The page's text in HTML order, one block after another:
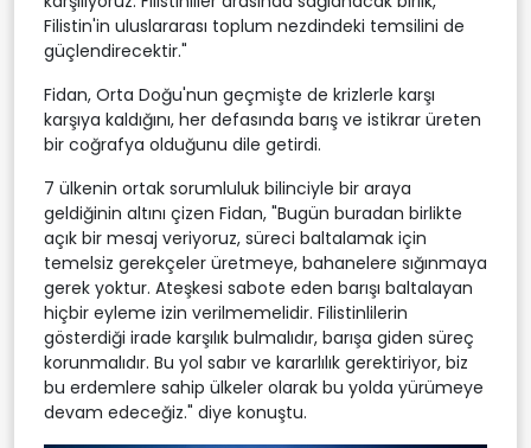
Filistin'in uluslararası toplum nezdindeki temsilini de
güçlendirecektir."
Fidan, Orta Doğu'nun geçmişte de krizlerle karşı
karşıya kaldığını, her defasında barış ve istikrar üreten
bir coğrafya olduğunu dile getirdi.
7 ülkenin ortak sorumluluk bilinciyle bir araya
geldiğinin altını çizen Fidan, "Bugün buradan birlikte
açık bir mesaj veriyoruz, süreci baltalamak için
temelsiz gerekçeler üretmeye, bahanelere sığınmaya
gerek yoktur. Ateşkesi sabote eden barışı baltalayan
hiçbir eyleme izin verilmemelidir. Filistinlilerin
gösterdiği irade karşılık bulmalıdır, barışa giden süreç
korunmalıdır. Bu yol sabır ve kararlılık gerektiriyor, biz
bu erdemlere sahip ülkeler olarak bu yolda yürümeye
devam edeceğiz." diye konuştu.